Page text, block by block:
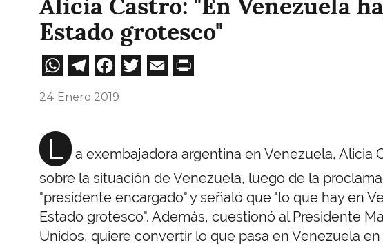
Alicia Castro: "En Venezuela
Estado grotesco"
WhatsApp
Telegram
Facebook
Twitter
Email
24 Enero 2019
L
a exembajadora argentina en Venezuela, Alicia
sobre la situación de Venezuela, luego de la
"presidente encargado" y señaló que "lo que hay en
Estado grotesco". Además, cuestionó al Presidente
Unidos, quiere convertir lo que pasa en Venezuela